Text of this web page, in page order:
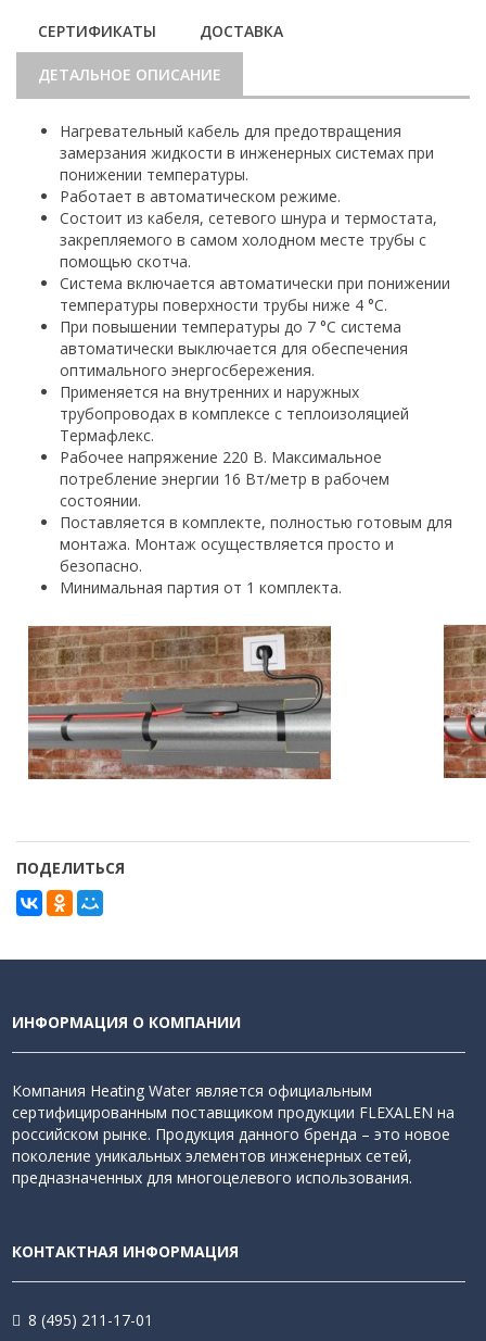
СЕРТИФИКАТЫ ДОСТАВКА
ДЕТАЛЬНОЕ ОПИСАНИЕ
Нагревательный кабель для предотвращения
замерзания жидкости в инженерных системах при
понижении температуры.
Работает в автоматическом режиме.
Состоит из кабеля, сетевого шнура и термостата,
закрепляемого в самом холодном месте трубы с
помощью скотча.
Система включается автоматически при понижении
температуры поверхности трубы ниже 4 °С.
При повышении температуры до 7 °С система
автоматически выключается для обеспечения
оптимального энергосбережения.
Применяется на внутренних и наружных
трубопроводах в комплексе с теплоизоляцией
Термафлекс.
Рабочее напряжение 220 В. Максимальное
потребление энергии 16 Вт/метр в рабочем
состоянии.
Поставляется в комплекте, полностью готовым для
монтажа. Монтаж осуществляется просто и
безопасно.
Минимальная партия от 1 комплекта.
ПОДЕЛИТЬСЯ
ИНФОРМАЦИЯ О КОМПАНИИ
Компания Heating Water является официальным
сертифицированным поставщиком продукции FLEXALEN на
российском рынке. Продукция данного бренда – это новое
поколение уникальных элементов инженерных сетей,
предназначенных для многоцелевого использования.
КОНТАКТНАЯ ИНФОРМАЦИЯ
8 (495) 211-17-01